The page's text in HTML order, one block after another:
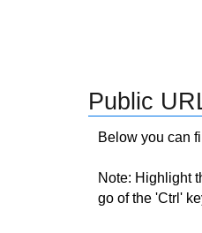
Public
Below you can
Note: Highlight
go of the 'Ctrl'